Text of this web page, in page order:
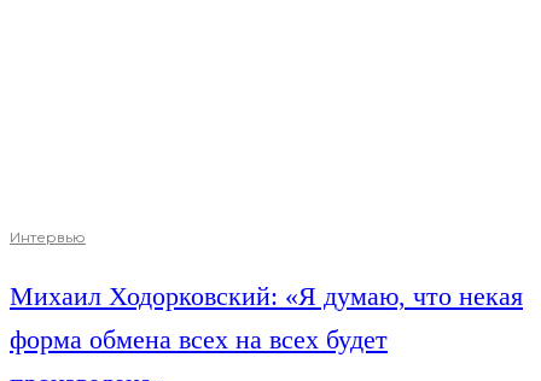
Интервью
Михаил Ходорковский: «Я думаю, что некая
форма обмена всех на всех будет